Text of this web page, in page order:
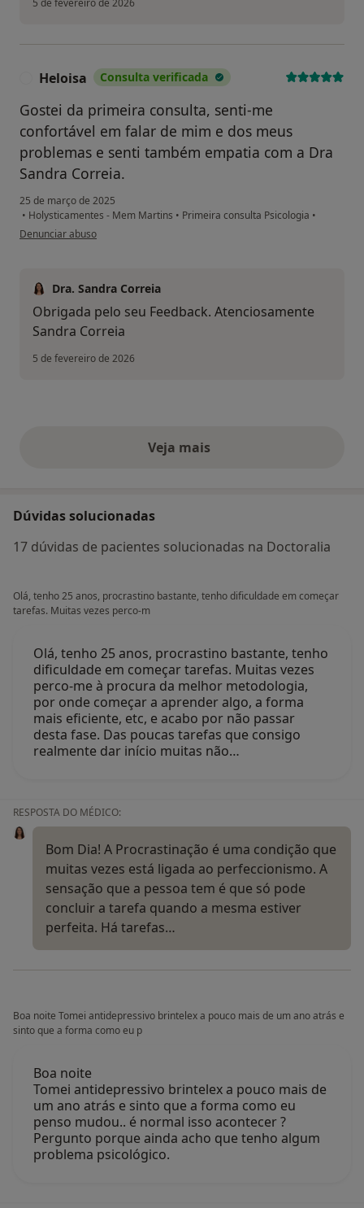
5 de fevereiro de 2026
Heloisa Consulta verificada
Gostei da primeira consulta, senti-me
confortável em falar de mim e dos meus
problemas e senti também empatia com a Dra
Sandra Correia.
25 de março de 2025
• Holysticamentes - Mem Martins • Primeira consulta Psicologia •
na opinião do utilizador Heloisa
Denunciar abuso
Dra. Sandra Correia
Obrigada pelo seu Feedback. Atenciosamente
Sandra Correia
5 de fevereiro de 2026
Veja maisopiniões acima
Dúvidas solucionadas
17 dúvidas de pacientes solucionadas na Doctoralia
Olá, tenho 25 anos, procrastino bastante, tenho dificuldade em começar
tarefas. Muitas vezes perco-m
Olá, tenho 25 anos, procrastino bastante, tenho
dificuldade em começar tarefas. Muitas vezes
perco-me à procura da melhor metodologia,
por onde começar a aprender algo, a forma
mais eficiente, etc, e acabo por não passar
desta fase. Das poucas tarefas que consigo
realmente dar início muitas não…
RESPOSTA DO MÉDICO:
Bom Dia! A Procrastinação é uma condição que
muitas vezes está ligada ao perfeccionismo. A
sensação que a pessoa tem é que só pode
concluir a tarefa quando a mesma estiver
perfeita. Há tarefas…
Boa noite Tomei antidepressivo brintelex a pouco mais de um ano atrás e
sinto que a forma como eu p
Boa noite
Tomei antidepressivo brintelex a pouco mais de
um ano atrás e sinto que a forma como eu
penso mudou.. é normal isso acontecer ?
Pergunto porque ainda acho que tenho algum
problema psicológico.